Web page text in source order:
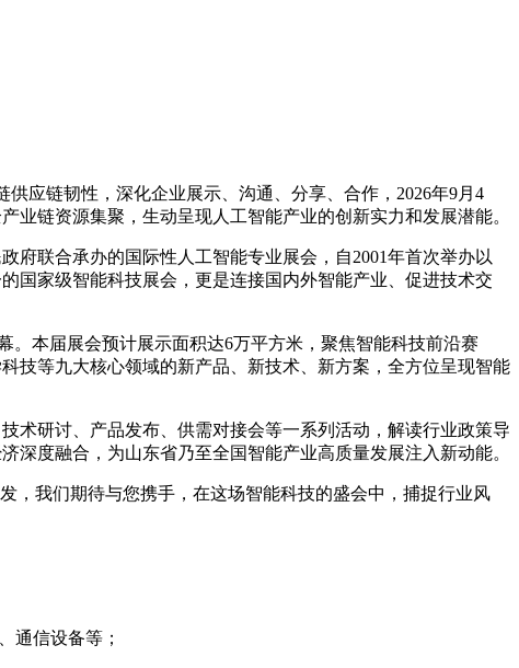
应链韧性，深化企业展示、沟通、分享、合作，2026年9月4
链资源集聚，生动呈现人工智能产业的创新实力和发展潜能。
府联合承办的国际性人工智能专业展会，自2001年首次举办以
国家级智能科技展会，更是连接国内外智能产业、促进技术交
。本届展会预计展示面积达6万平方米，聚焦智能科技前沿赛
技等九大核心领域的新产品、新技术、新方案，全方位呈现智能
术研讨、产品发布、供需对接会等一系列活动，解读行业政策导
度融合，为山东省乃至全国智能产业高质量发展注入新动能。
，我们期待与您携手，在这场智能科技的盛会中，捕捉行业风
通信设备等；